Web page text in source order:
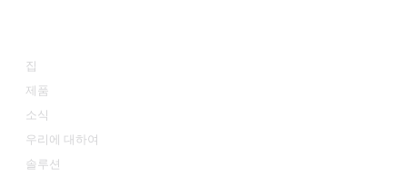
집
제품
소식
우리에 대하여
솔루션